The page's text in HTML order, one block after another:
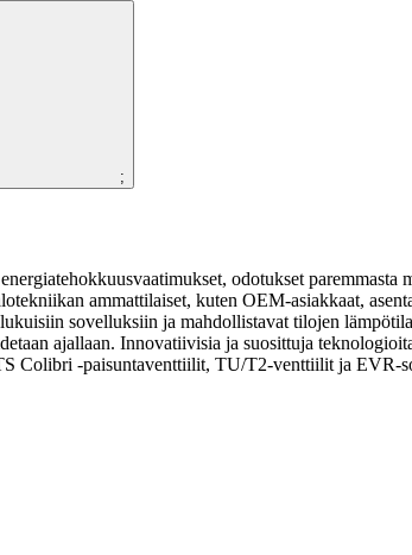
;
odotukset
ammattilaiset, kuten OEM-asiakkaat,
sovelluksiin ja mahdollistavat tilojen
ajallaan. Innovatiivisia ja suosittuja
Colibri -paisuntaventtiilit, TU/T2-venttiilit ja EVR-